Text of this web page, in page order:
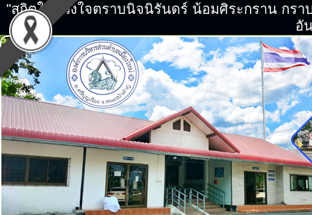
"สถิตในดวงใจตราบนิจนิรันดร์ น้อมศิระกราน ก
อั